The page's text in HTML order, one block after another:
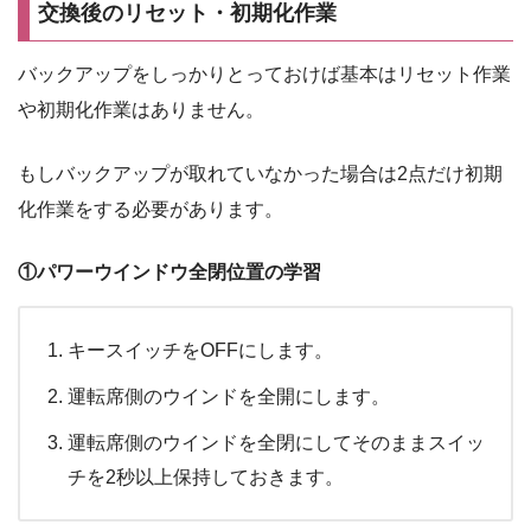
交換後のリセット・初期化作業
バックアップをしっかりとっておけば基本はリセット作業
や初期化作業はありません。
もしバックアップが取れていなかった場合は2点だけ初期
化作業をする必要があります。
①パワーウインドウ全閉位置の学習
キースイッチをOFFにします。
運転席側のウインドを全開にします。
運転席側のウインドを全閉にしてそのままスイッ
チを2秒以上保持しておきます。